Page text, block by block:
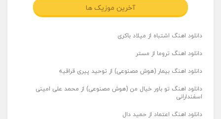
آخرین موزیک ها
دانلود اهنگ اشتباه از میلاد باکری
دانلود اهنگ تروما از مستر
دانلود اهنگ بیمار (هوش مصنوعی) از توحید پیری قراقیه
دانلود اهنگ تو باور خیال من (هوش مصنوعی) از محمد علی امینی
اسفندارانی
دانلود اهنگ اعتماد از حمید دال